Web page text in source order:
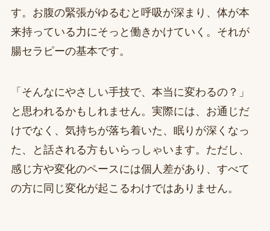
す。お腹の緊張がゆるむと呼吸が深まり、体が本
来持っている力にそっと働きかけていく。それが
腸セラピーの基本です。
「そんなにやさしい手技で、本当に変わるの？」
と思われるかもしれません。実際には、お通じだ
けでなく、気持ちが落ち着いた、眠りが深くなっ
た、と話される方もいらっしゃいます。ただし、
感じ方や変化のペースには個人差があり、すべて
の方に同じ変化が起こるわけではありません。